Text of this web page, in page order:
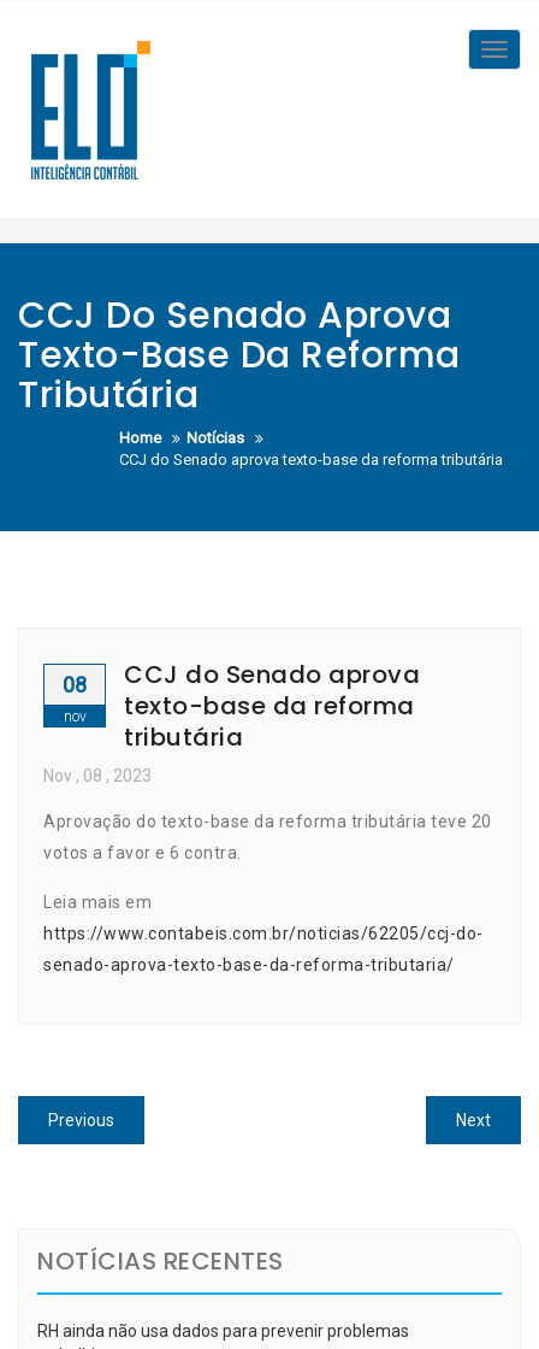
content
CCJ Do Senado Aprova
Texto-Base Da Reforma
Tributária
Home
Notícias
CCJ do Senado aprova texto-base da reforma tributária
08
nov
CCJ do Senado aprova
texto-base da reforma
tributária
Nov , 08 , 2023
Aprovação do texto-base da reforma tributária teve 20
votos a favor e 6 contra.
Leia mais em
https://www.contabeis.com.br/noticias/62205/ccj-do-
senado-aprova-texto-base-da-reforma-tributaria/
Navegação
de
Previous
post:
NextNext
post:
NOTÍCIAS RECENTES
RH ainda não usa dados para prevenir problemas